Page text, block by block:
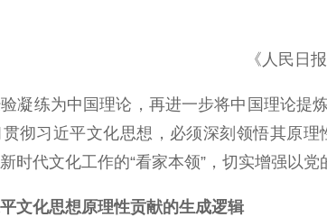
《人民日
练为中国理论，再进一步将中国理论提
彻习近平文化思想，必须深刻领悟其原
时代文化工作的“看家本领”，切实增强以
文化思想原理性贡献的生成逻辑